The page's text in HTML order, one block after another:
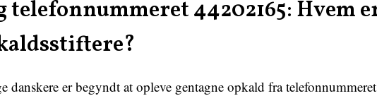
telefonnummeret 44202165: Hvem
danskere er begyndt at opleve gentagne opkald fra